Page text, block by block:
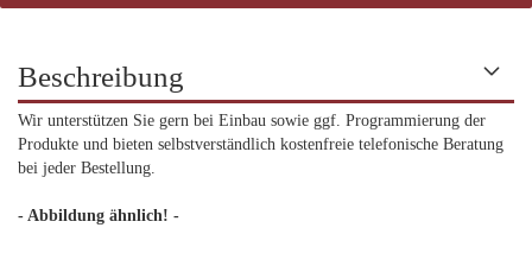
Beschreibung
Wir unterstützen Sie gern bei Einbau sowie ggf. Programmierung der
Produkte und bieten selbstverständlich kostenfreie telefonische Beratung
bei jeder Bestellung.
- Abbildung ähnlich! -